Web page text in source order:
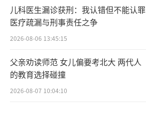
儿科医生漏诊获刑：我认错但不能认罪
医疗疏漏与刑事责任之争
2026-08-06 13:45:15
父亲劝读师范 女儿偏要考北大 两代人
的教育选择碰撞
2026-08-07 10:04:10